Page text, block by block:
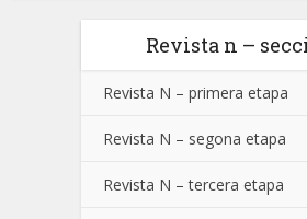
Revista n –
Revista N – primera etapa
Revista N – segona etapa
Revista N – tercera etapa